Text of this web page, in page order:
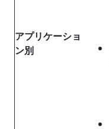
アプリケーショ
ン別